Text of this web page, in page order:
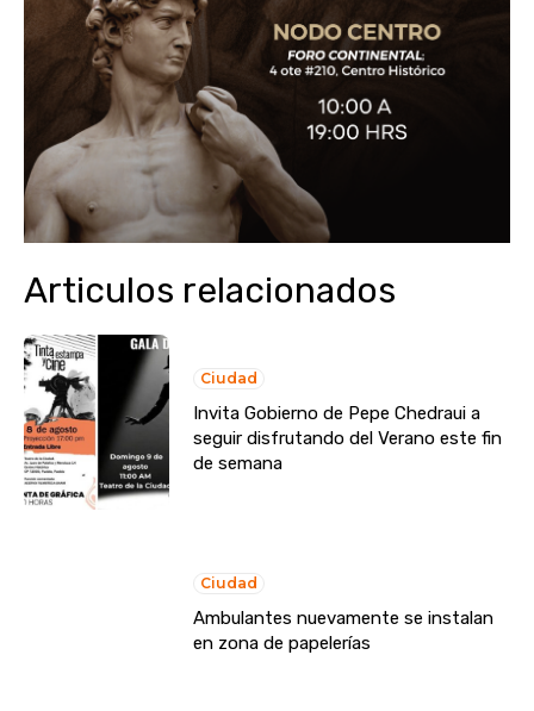
Articulos relacionados
Ciudad
Invita Gobierno de Pepe Chedraui a
seguir disfrutando del Verano este fin
de semana
Ciudad
Ambulantes nuevamente se instalan
en zona de papelerías